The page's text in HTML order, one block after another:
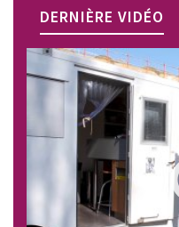
DERNIÈRE VIDÉO